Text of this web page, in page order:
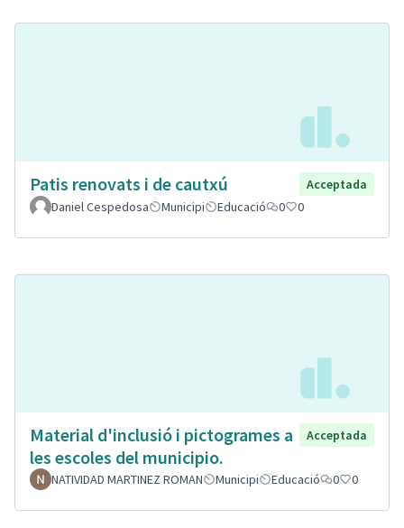
Patis renovats i de cautxú
Acceptada
Daniel Cespedosa
Municipi Educació 0 0
Material d'inclusió i pictogrames a
les escoles del municipio.
Acceptada
NATIVIDAD MARTINEZ ROMAN Municipi Educació 0 0